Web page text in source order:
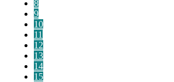
8
9
10
11
12
13
14
15